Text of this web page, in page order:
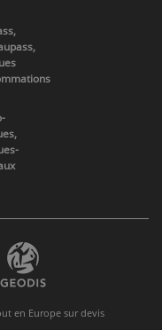
en Europe sur devis